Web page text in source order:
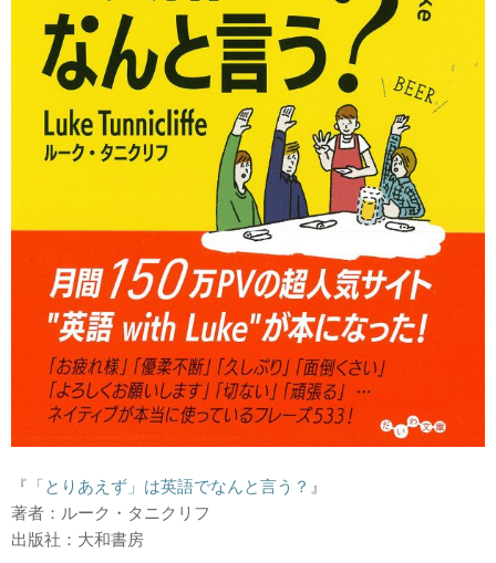
『 「とりあえず」は英語でなんと言う？ 』
著者：ルーク・タニクリフ
出版社：大和書房